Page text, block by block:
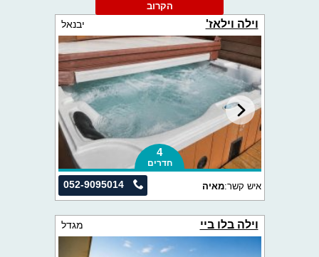
הקרוב
וילה וילאז' יבנאל
4
חדרים
052-9095014 איש קשר:מאיה
וילה בלו ביי מגדל